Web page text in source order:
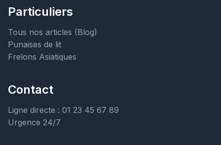
Particuliers
Tous nos articles (Blog)
Punaises de lit
Frelons Asiatiques
Contact
Ligne directe : 01 23 45 67 89
Urgence 24/7